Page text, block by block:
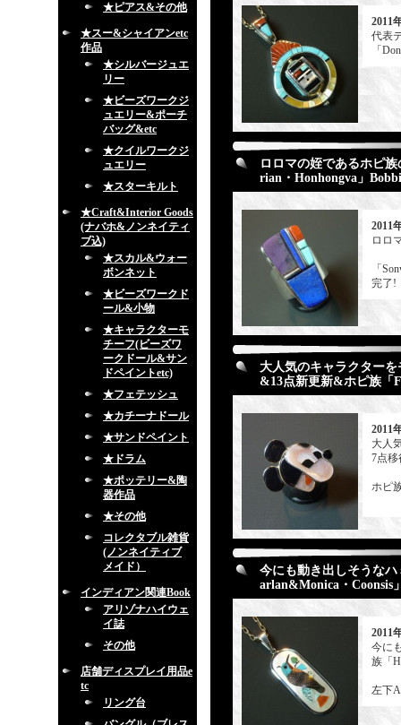
★ピアス&その他
★スー&シャイアンetc
作品
★シルバージュエ
リー
★ビーズワークジ
ュエリー&ポーチ
バッグ&etc
★クイルワークジ
ュエリー
★スターキルト
★Craft&Interior Goods
(ナバホ&ノンネイティ
ブ込)
★スカル&ウォー
ボンネット
★ビーズワークド
ール&小物
★キャラクターモ
チーフ(ビーズワ
ークドール&サン
ドペイントetc)
★フェテッシュ
★カチーナドール
★サンドペイント
★ドラム
★ポッテリー&陶
器作品
★その他
コレクタブル雑貨
(ノンネイティブ
メイド）
インディアン関連Book
アリゾナハイウェ
イ誌
その他
店舗ディスプレイ用品e
tc
リング台
2011
代表
「
ロロマの姪であるホピ
rian・Honhongva」
2011
ロロ
「
完了!
大人気のキャラクター
&13点新更新&ホピ族「
2011
大人
7点
ホピ
今にも動き出しそうな
arlan&Monica・Coonsis
2011
今に
族「
左下